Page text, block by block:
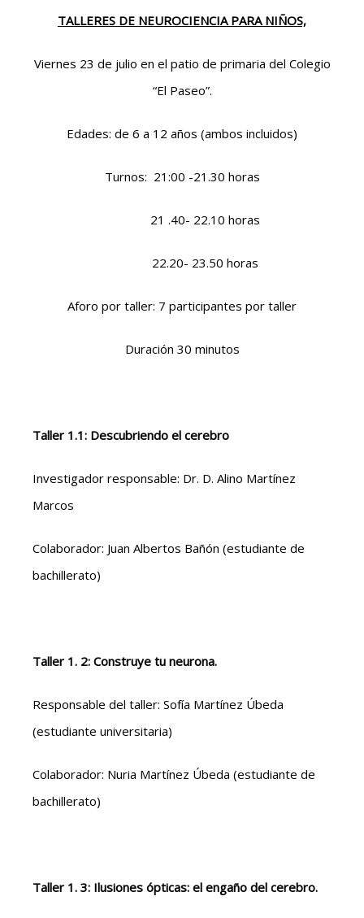
TALLERES DE NEUROCIENCIA PARA NIÑOS,
Viernes 23 de julio en el patio de primaria del Colegio
“El Paseo”.
Edades: de 6 a 12 años (ambos incluidos)
Turnos: 21:00 -21.30 horas
21 .40- 22.10 horas
22.20- 23.50 horas
Aforo por taller: 7 participantes por taller
Duración 30 minutos
Taller 1.1: Descubriendo el cerebro
Investigador responsable: Dr. D. Alino Martínez
Marcos
Colaborador: Juan Albertos Bañón (estudiante de
bachillerato)
Taller 1. 2: Construye tu neurona.
Responsable del taller: Sofía Martínez Úbeda
(estudiante universitaria)
Colaborador: Nuria Martínez Úbeda (estudiante de
bachillerato)
Taller 1. 3: Ilusiones ópticas: el engaño del cerebro.